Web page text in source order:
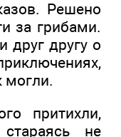
Решено
за грибами.
друг другу о
могли.
притихли,
не